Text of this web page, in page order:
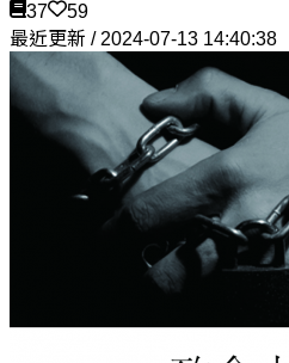
37
59
最近更新 / 2024-07-13 14:40:38